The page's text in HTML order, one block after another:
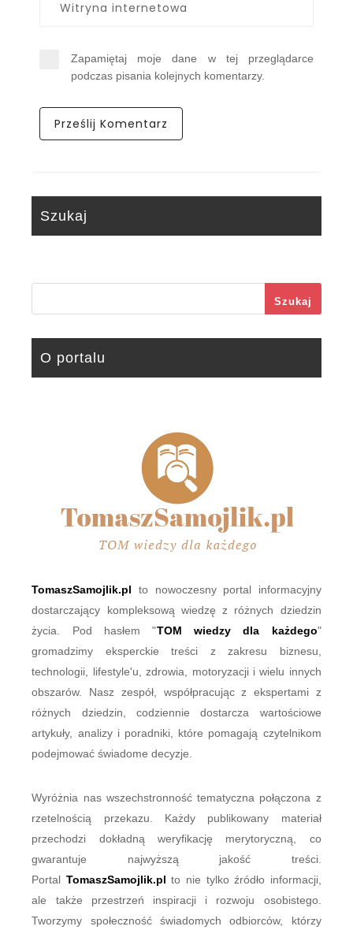
Zapamiętaj moje dane w tej przeglądarce
podczas pisania kolejnych komentarzy.
Szukaj
Szukaj
O portalu
TomaszSamojlik.pl to nowoczesny portal informacyjny
dostarczający kompleksową wiedzę z różnych dziedzin
życia. Pod hasłem "TOM wiedzy dla każdego"
gromadzimy eksperckie treści z zakresu biznesu,
technologii, lifestyle'u, zdrowia, motoryzacji i wielu innych
obszarów. Nasz zespół, współpracując z ekspertami z
różnych dziedzin, codziennie dostarcza wartościowe
artykuły, analizy i poradniki, które pomagają czytelnikom
podejmować świadome decyzje.
Wyróżnia nas wszechstronność tematyczna połączona z
rzetelnością przekazu. Każdy publikowany materiał
przechodzi dokładną weryfikację merytoryczną, co
gwarantuje najwyższą jakość treści.
Portal TomaszSamojlik.pl to nie tylko źródło informacji,
ale także przestrzeń inspiracji i rozwoju osobistego.
Tworzymy społeczność świadomych odbiorców, którzy